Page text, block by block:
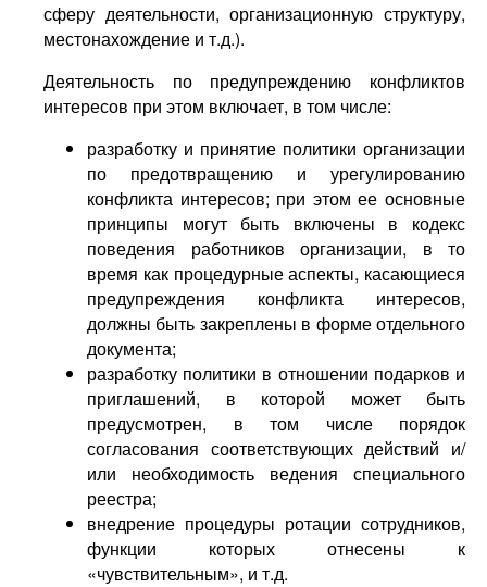
сферу деятельности, организационную структуру,
местонахождение и т.д.).
Деятельность по предупреждению конфликтов
интересов при этом включает, в том числе:
разработку и принятие политики организации
по предотвращению и урегулированию
конфликта интересов; при этом ее основные
принципы могут быть включены в кодекс
поведения работников организации, в то
время как процедурные аспекты, касающиеся
предупреждения конфликта интересов,
должны быть закреплены в форме отдельного
документа;
разработку политики в отношении подарков и
приглашений, в которой может быть
предусмотрен, в том числе порядок
согласования соответствующих действий и/
или необходимость ведения специального
реестра;
внедрение процедуры ротации сотрудников,
функции которых отнесены к
«чувствительным», и т.д.